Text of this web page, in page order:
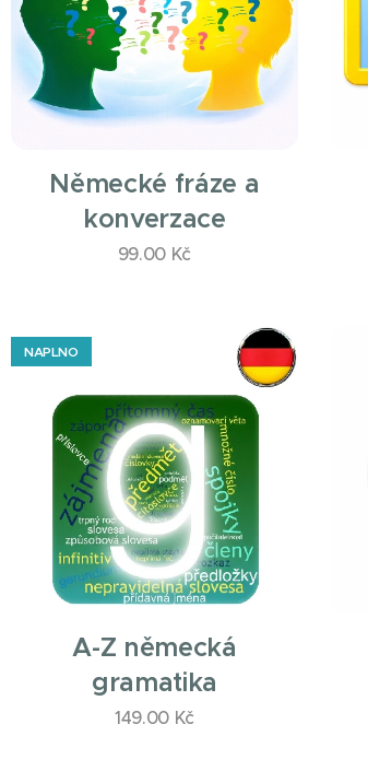
Německé fráze a
konverzace
99.00 Kč
A-Z německá
gramatika
NAPLNO
149.00Kč